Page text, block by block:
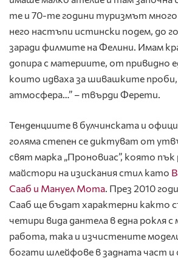
те и 70-те години туризмът много
него настъпи истински подем, до
заради филмите на Фелини. Имам
допира с материите, от привидно
които идваха за шивашките
атмосфера…” – твърди Ферети.
Тенденциите в булчинската и
голяма степен се диктуват от
свят марка „Проновиас”, която
майстори на изискания стил като
Сааб и Мануел Мота . През 2010
Сааб ще бъдат характерни както
четири вида дантела в една рокля с
работа, така и изчистените
богати шлейфове в задната част и